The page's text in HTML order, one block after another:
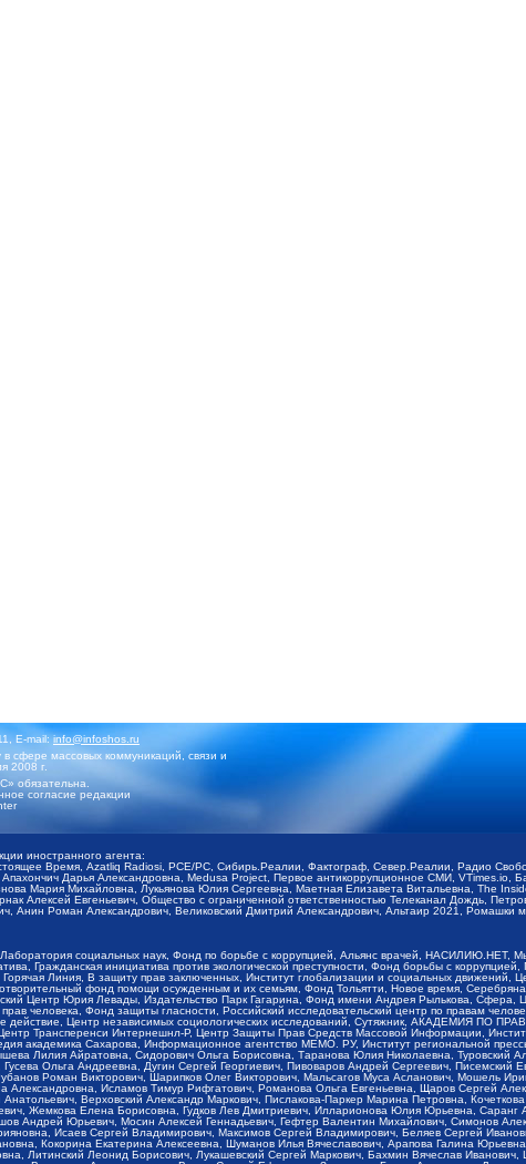
E-mail:info@infoshos.ru
сфере массовых коммуникаций, связи и
2008 г.
обязательна.
согласие редакции
иностранного агента:
Время, Azatliq Radiosi, PCE/PC, Сибирь.Реалии, Фактограф, Север.Реалии, Радио
Дарья Александровна, Medusa Project, Первое антикоррупционное СМИ,
Мария Михайловна, Лукьянова Юлия Сергеевна, Маетная Елизавета Витальевна, The
Алексей Евгеньевич, Общество с ограниченной ответственностью Телеканал Дождь,
Роман Александрович, Великовский Дмитрий Александрович, Альтаир 2021, Ромашки
социальных наук, Фонд по борьбе с коррупцией, Альянс врачей,
Гражданская инициатива против экологической преступности, Фонд борьбы с
Линия, В защиту прав заключенных, Институт глобализации и социальных
фонд помощи осужденным и их семьям, Фонд Тольятти, Новое время,
Центр Юрия Левады, Издательство Парк Гагарина, Фонд имени Андрея Рылькова,
человека, Фонд защиты гласности, Российский исследовательский центр по правам
действие, Центр независимых социологических исследований, Сутяжник, АКАДЕМИЯ ПО
Трансперенси Интернешнл-Р, Центр Защиты Прав Средств Массовой Информации,
академика Сахарова, Информационное агентство МЕМО. РУ, Институт региональной
Лилия Айратовна, Сидорович Ольга Борисовна, Таранова Юлия Николаевна, Туровский
Ольга Андреевна, Дугин Сергей Георгиевич, Пивоваров Андрей Сергеевич, Писемский
Роман Викторович, Шарипков Олег Викторович, Мальсагов Муса Асланович, Мошель
Исламов Тимур Рифгатович, Романова Ольга Евгеньевна, Щаров Сергей
Верховский Александр Маркович, Пислакова-Паркер Марина Петровна,
Жемкова Елена Борисовна, Гудков Лев Дмитриевич, Илларионова Юлия Юрьевна,
Андрей Юрьевич, Мосин Алексей Геннадьевич, Гефтер Валентин Михайлович, Симонов
Исаев Сергей Владимирович, Максимов Сергей Владимирович, Беляев Сергей
Кокорина Екатерина Алексеевна, Шуманов Илья Вячеславович, Арапова Галина
Литинский Леонид Борисович, Лукашевский Сергей Маркович, Бахмин Вячеслав